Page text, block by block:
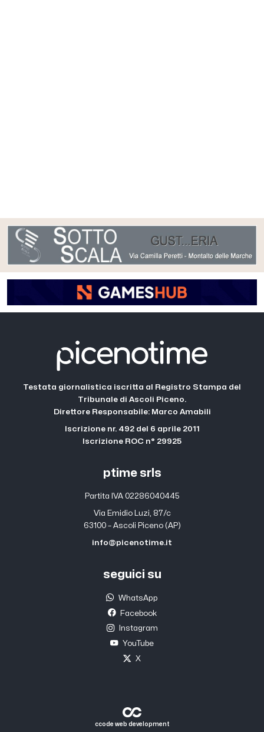
Testata giornalistica iscritta al Registro Stampa del
Tribunale di Ascoli Piceno.
Direttore Responsabile: Marco Amabili
Iscrizione nr. 492 del 6 aprile 2011
Iscrizione ROC n° 29925
ptime srls
Partita IVA 02286040445
Via Emidio Luzi, 87/c
63100 – Ascoli Piceno (AP)
info@picenotime.it
seguici su
WhatsApp
Facebook
Instagram
YouTube
X
ccode web development